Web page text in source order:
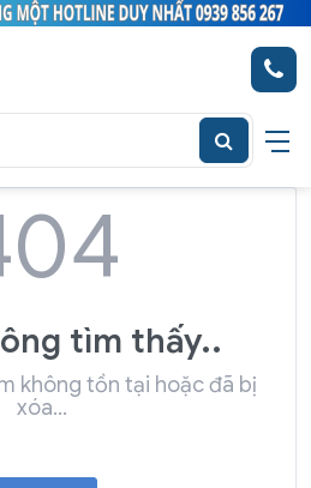
tìm thấy..
không tồn tại hoặc đã bị
xóa…